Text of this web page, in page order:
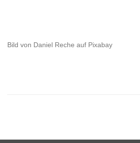
Bild von Daniel Reche auf Pixabay